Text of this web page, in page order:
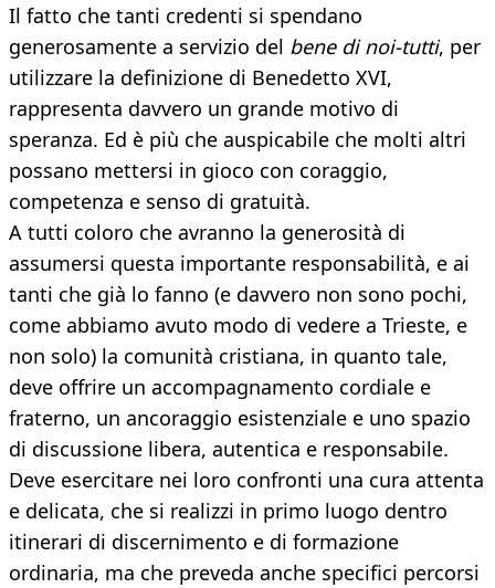
Il fatto che tanti credenti si spendano
generosamente a servizio del bene di noi-tutti, per
utilizzare la definizione di Benedetto XVI,
rappresenta davvero un grande motivo di
speranza. Ed è più che auspicabile che molti altri
possano mettersi in gioco con coraggio,
competenza e senso di gratuità.
A tutti coloro che avranno la generosità di
assumersi questa importante responsabilità, e ai
tanti che già lo fanno (e davvero non sono pochi,
come abbiamo avuto modo di vedere a Trieste, e
non solo) la comunità cristiana, in quanto tale,
deve offrire un accompagnamento cordiale e
fraterno, un ancoraggio esistenziale e uno spazio
di discussione libera, autentica e responsabile.
Deve esercitare nei loro confronti una cura attenta
e delicata, che si realizzi in primo luogo dentro
itinerari di discernimento e di formazione
ordinaria, ma che preveda anche specifici percorsi